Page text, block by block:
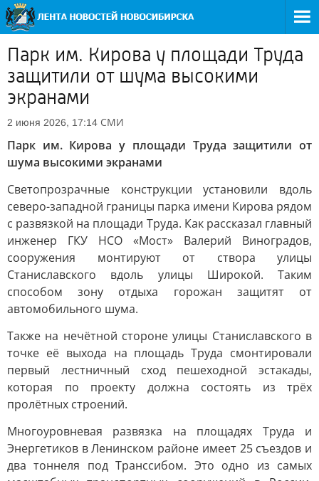
Парк им. Кирова у площади Труда
защитили от шума высокими
экранами
2 июня 2026, 17:14 СМИ
Парк им. Кирова у площади Труда защитили от
шума высокими экранами
Светопрозрачные конструкции установили вдоль
северо-западной границы парка имени Кирова рядом
с развязкой на площади Труда. Как рассказал главный
инженер ГКУ НСО «Мост» Валерий Виноградов,
сооружения монтируют от створа улицы
Станиславского вдоль улицы Широкой. Таким
способом зону отдыха горожан защитят от
автомобильного шума.
Также на нечётной стороне улицы Станиславского в
точке её выхода на площадь Труда смонтировали
первый лестничный сход пешеходной эстакады,
которая по проекту должна состоять из трёх
пролётных строений.
Многоуровневая развязка на площадях Труда и
Энергетиков в Ленинском районе имеет 25 съездов и
два тоннеля под Транссибом. Это одно из самых